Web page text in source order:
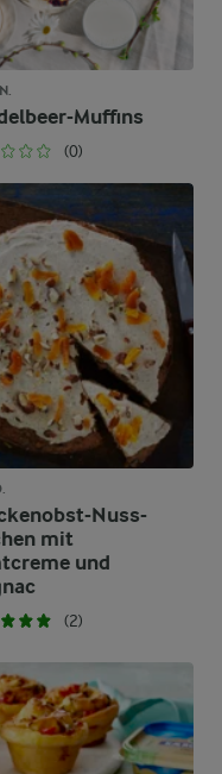
Muffins
(0)
Nuss-
mit
und
(2)